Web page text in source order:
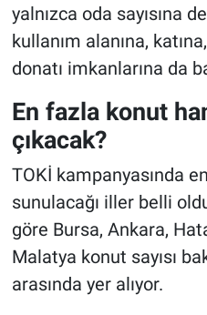
yalnızca oda sayısına
kullanım alanına,
donatı imkanlarına da
En fazla konut
çıkacak?
TOKİ kampanyasında
sunulacağı iller belli
göre Bursa, Ankara,
Malatya konut sayısı
arasında yer alıyor.